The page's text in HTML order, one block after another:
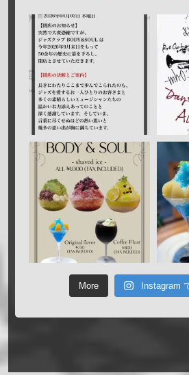
More Instagram